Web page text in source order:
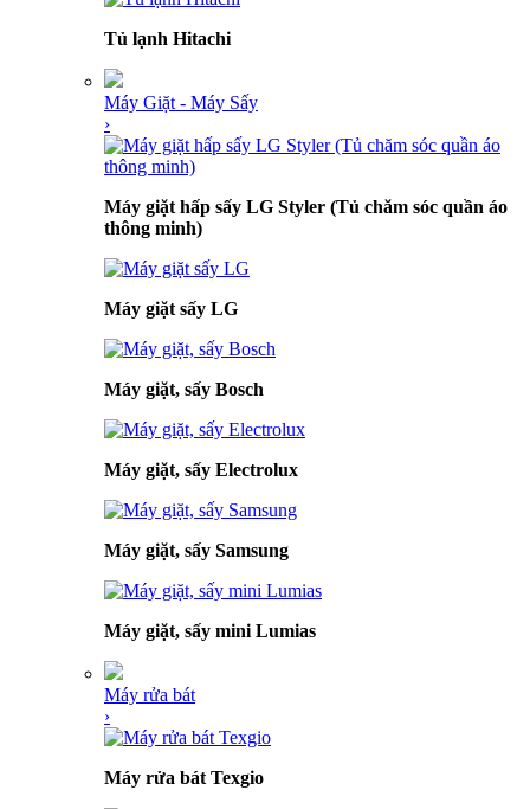
Tủ lạnh Hitachi
Máy Giặt - Máy Sấy
›
Máy giặt hấp sấy LG Styler (Tủ chăm sóc quần áo
thông minh)
Máy giặt sấy LG
Máy giặt, sấy Bosch
Máy giặt, sấy Electrolux
Máy giặt, sấy Samsung
Máy giặt, sấy mini Lumias
Máy rửa bát
›
Máy rửa bát Texgio